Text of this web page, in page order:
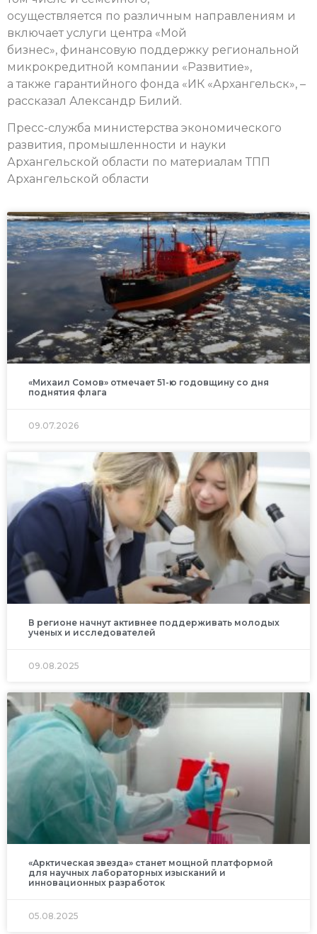
осуществляется по различным направлениям и
включает услуги центра «Мой
бизнес», финансовую поддержку региональной
микрокредитной компании «Развитие»,
а также гарантийного фонда «ИК «Архангельск», –
рассказал Александр Билий.
Пресс-служба министерства экономического
развития, промышленности и науки
Архангельской области по материалам ТПП
Архангельской области
«Михаил Сомов» отмечает 51-ю годовщину со дня
поднятия флага
09.07.2026
В регионе начнут активнее поддерживать молодых
ученых и исследователей
09.08.2025
«Арктическая звезда» станет мощной платформой
для научных лабораторных изысканий и
инновационных разработок
05.08.2025